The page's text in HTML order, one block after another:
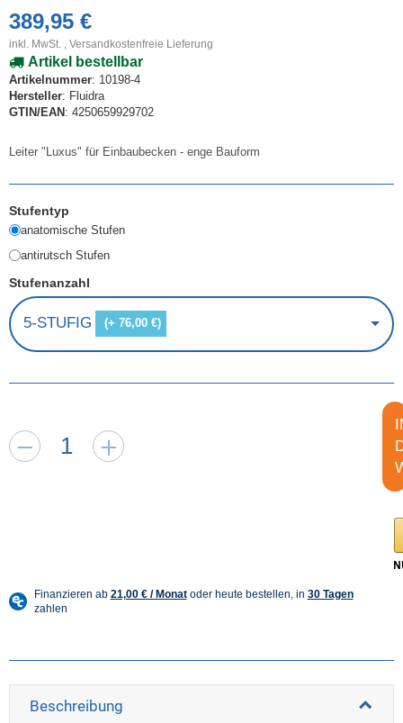
389,95 €
inkl. MwSt. , Versandkostenfreie Lieferung
Artikel bestellbar
Artikelnummer: 10198-4
Hersteller: Fluidra
GTIN/EAN : 4250659929702
Leiter "Luxus" für Einbaubecken - enge Bauform
Stufentyp
anatomische Stufen
antirutsch Stufen
Stufenanzahl
5-STUFIG (+ 76,00 €)
Beschreibung